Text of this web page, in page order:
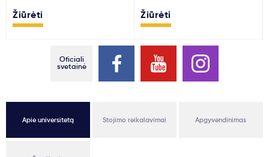
Kodėl Kastu?
Naujienos
Žiūrėti Žiūrėti
Oficiali
svetainė
Apie universitetą Stojimo reikalavimai Apgyvendinimas